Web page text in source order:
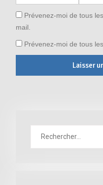
Prévenez-moi de tous
mail.
Prévenez-moi de tous